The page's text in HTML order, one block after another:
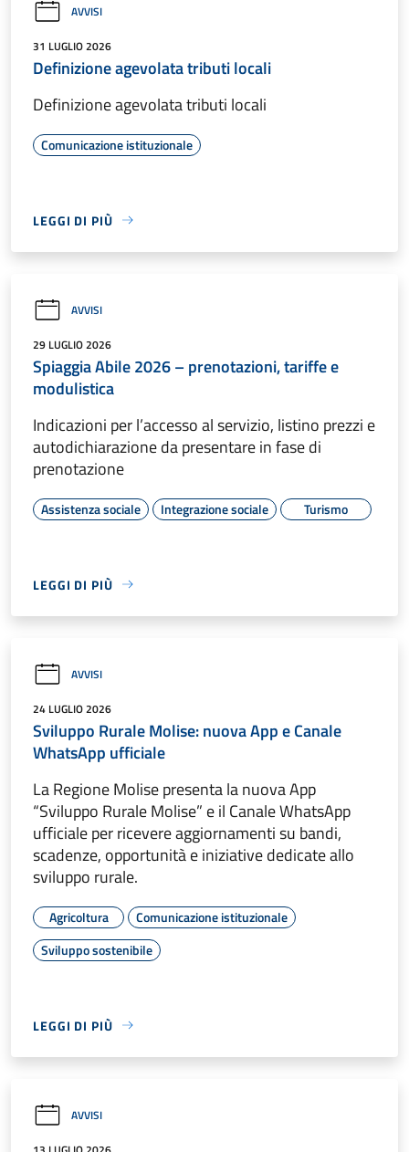
AVVISI
31 LUGLIO 2026
Definizione agevolata tributi locali
Definizione agevolata tributi locali
Comunicazione istituzionale
LEGGI DI PIÙ
AVVISI
29 LUGLIO 2026
Spiaggia Abile 2026 – prenotazioni, tariffe e
modulistica
Indicazioni per l’accesso al servizio, listino prezzi e
autodichiarazione da presentare in fase di
prenotazione
Assistenza sociale Integrazione sociale Turismo
LEGGI DI PIÙ
AVVISI
24 LUGLIO 2026
Sviluppo Rurale Molise: nuova App e Canale
WhatsApp ufficiale
La Regione Molise presenta la nuova App
“Sviluppo Rurale Molise” e il Canale WhatsApp
ufficiale per ricevere aggiornamenti su bandi,
scadenze, opportunità e iniziative dedicate allo
sviluppo rurale.
Agricoltura
Comunicazione istituzionale
Sviluppo sostenibile
LEGGI DI PIÙ
AVVISI